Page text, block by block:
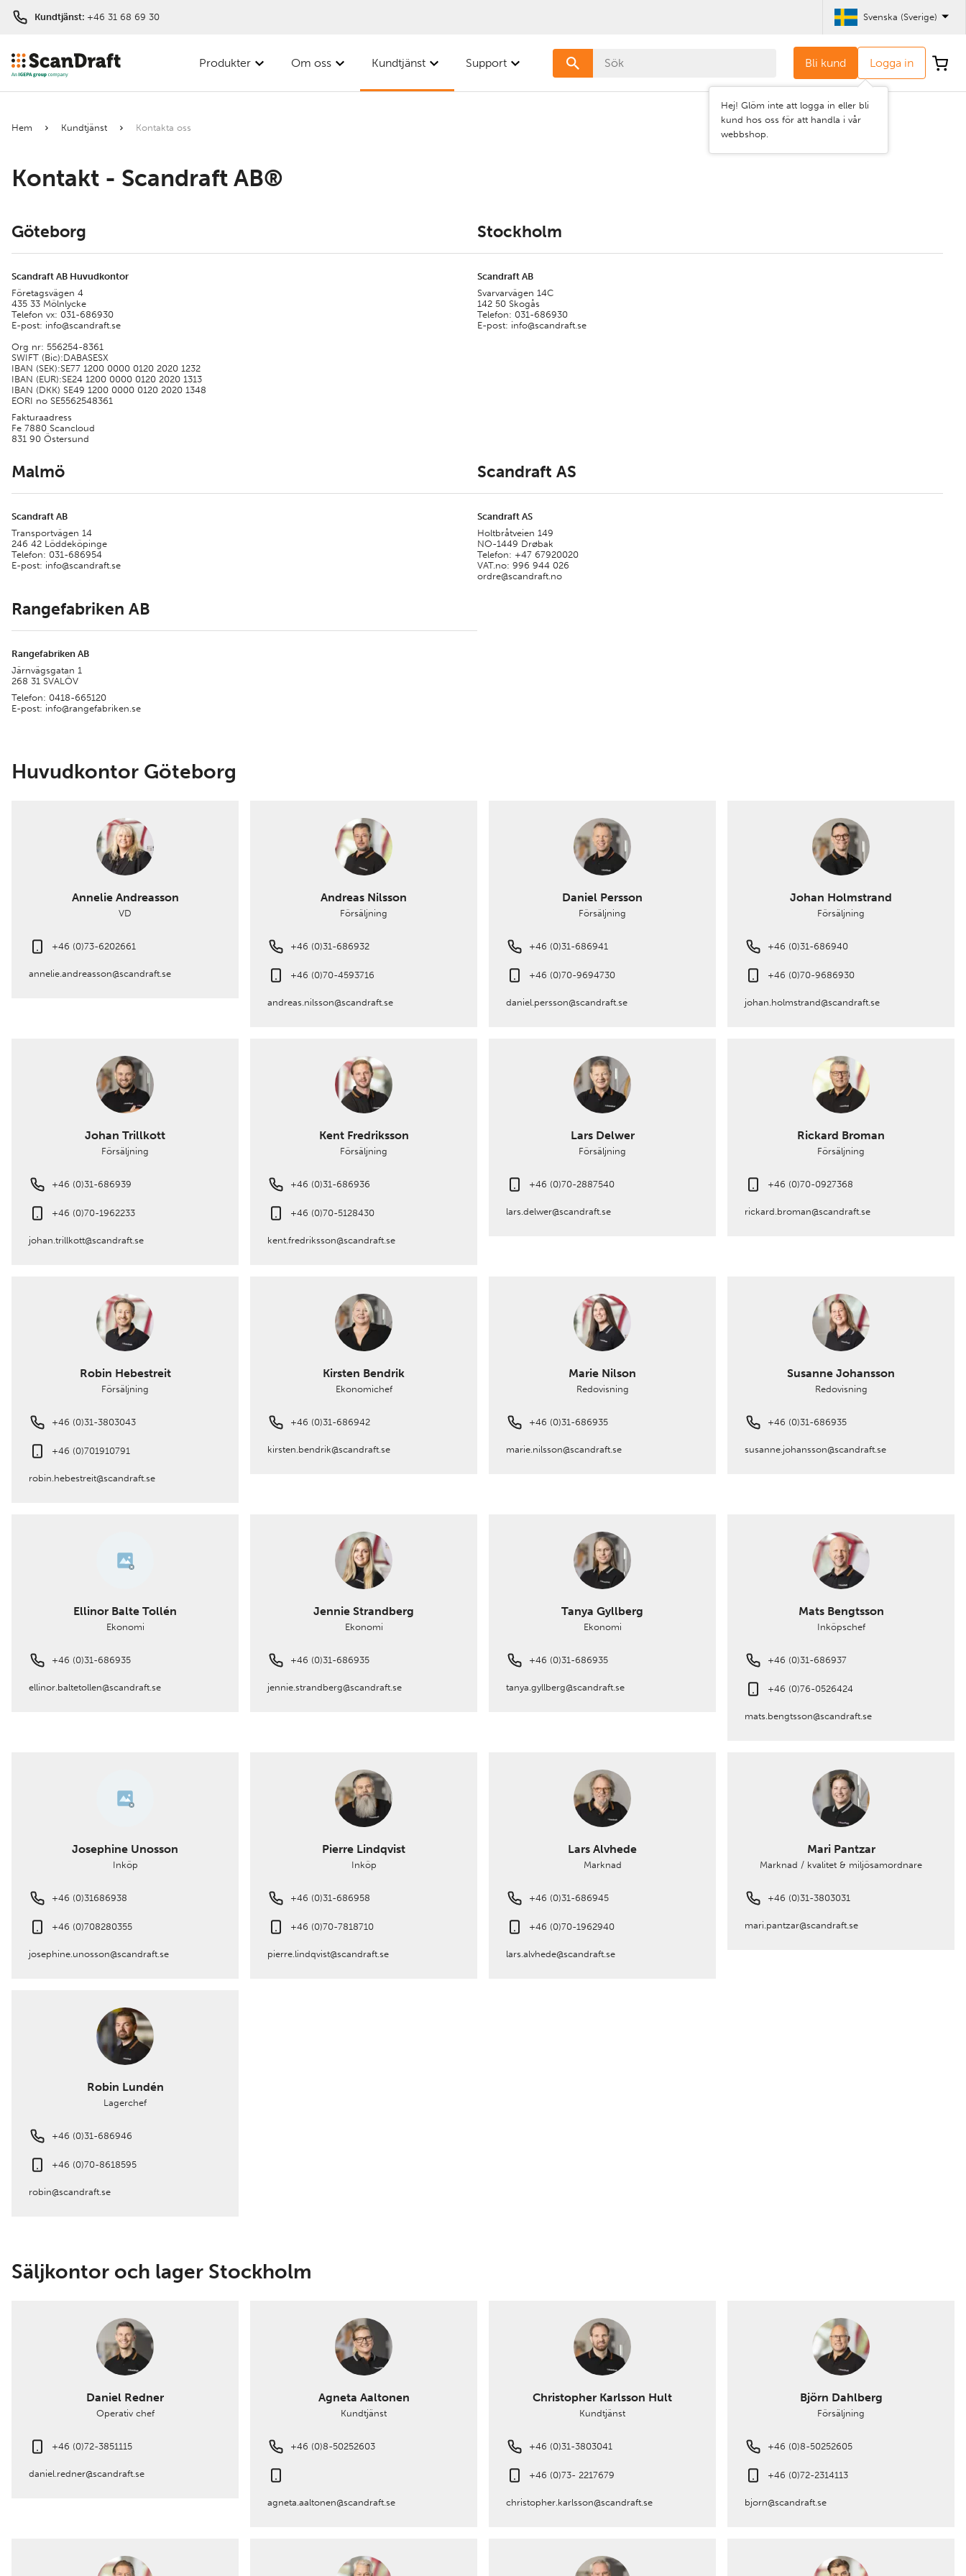
Kundtjänst: +46 31 68 69 30 Svenska (Sverige)
Bli kund Logga in
Hej! Glöm inte att logga in eller bli
kund hos oss för att handla i vår
webbshop.
Produkter Om oss Kundtjänst Support
Hem Kundtjänst Kontakta oss
Kontakt - Scandraft AB®
Göteborg
Scandraft AB Huvudkontor
Företagsvägen 4
435 33 Mölnlycke
Telefon vx: 031-686930
E-post: info@scandraft.se
Org nr: 556254-8361
SWIFT (Bic):DABASESX
IBAN (SEK):SE77 1200 0000 0120 2020 1232
IBAN (EUR):SE24 1200 0000 0120 2020 1313
IBAN (DKK) SE49 1200 0000 0120 2020 1348
EORI no SE5562548361
Fakturaadress
Fe 7880 Scancloud
831 90 Östersund
Stockholm
Scandraft AB
Svarvarvägen 14C
142 50 Skogås
Telefon: 031-686930
E-post: info@scandraft.se
Malmö
Scandraft AB
Transportvägen 14
246 42 Löddeköpinge
Telefon: 031-686954
E-post: info@scandraft.se
Scandraft AS
Scandraft AS
Holtbråtveien 149
NO-1449 Drøbak
Telefon: +47 67920020
VAT.no: 996 944 026
ordre@scandraft.no
Rangefabriken AB
Rangefabriken AB
Järnvägsgatan 1
268 31 SVALÖV
Telefon: 0418-665120
E-post: info@rangefabriken.se
Huvudkontor Göteborg
Annelie Andreasson
VD
+46 (0)73-6202661
annelie.andreasson@scandraft.se
Andreas Nilsson
Försäljning
+46 (0)31-686932
+46 (0)70-4593716
andreas.nilsson@scandraft.se
Daniel Persson
Försäljning
+46 (0)31-686941
+46 (0)70-9694730
daniel.persson@scandraft.se
Johan Holmstrand
Försäljning
+46 (0)31-686940
+46 (0)70-9686930
johan.holmstrand@scandraft.se
Johan Trillkott
Försäljning
+46 (0)31-686939
+46 (0)70-1962233
johan.trillkott@scandraft.se
Kent Fredriksson
Försäljning
+46 (0)31-686936
+46 (0)70-5128430
kent.fredriksson@scandraft.se
Lars Delwer
Försäljning
+46 (0)70-2887540
lars.delwer@scandraft.se
Rickard Broman
Försäljning
+46 (0)70-0927368
rickard.broman@scandraft.se
Robin Hebestreit
Försäljning
+46 (0)31-3803043
+46 (0)701910791
robin.hebestreit@scandraft.se
Kirsten Bendrik
Ekonomichef
+46 (0)31-686942
kirsten.bendrik@scandraft.se
Marie Nilson
Redovisning
+46 (0)31-686935
marie.nilsson@scandraft.se
Susanne Johansson
Redovisning
+46 (0)31-686935
susanne.johansson@scandraft.se
Ellinor Balte Tollén
Ekonomi
+46 (0)31-686935
ellinor.baltetollen@scandraft.se
Jennie Strandberg
Ekonomi
+46 (0)31-686935
jennie.strandberg@scandraft.se
Tanya Gyllberg
Ekonomi
+46 (0)31-686935
tanya.gyllberg@scandraft.se
Mats Bengtsson
Inköpschef
+46 (0)31-686937
+46 (0)76-0526424
mats.bengtsson@scandraft.se
Josephine Unosson
Inköp
+46 (0)31686938
+46 (0)708280355
josephine.unosson@scandraft.se
Pierre Lindqvist
Inköp
+46 (0)31-686958
+46 (0)70-7818710
pierre.lindqvist@scandraft.se
Lars Alvhede
Marknad
+46 (0)31-686945
+46 (0)70-1962940
lars.alvhede@scandraft.se
Mari Pantzar
Marknad / kvalitet & miljösamordnare
+46 (0)31-3803031
mari.pantzar@scandraft.se
Robin Lundén
Lagerchef
+46 (0)31-686946
+46 (0)70-8618595
robin@scandraft.se
Säljkontor och lager Stockholm
Daniel Redner
Operativ chef
+46 (0)72-3851115
daniel.redner@scandraft.se
Agneta Aaltonen
Kundtjänst
+46 (0)8-50252603
agneta.aaltonen@scandraft.se
Christopher Karlsson Hult
Kundtjänst
+46 (0)31-3803041
+46 (0)73- 2217679
christopher.karlsson@scandraft.se
Björn Dahlberg
Försäljning
+46 (0)8-50252605
+46 (0)72-2314113
bjorn@scandraft.se